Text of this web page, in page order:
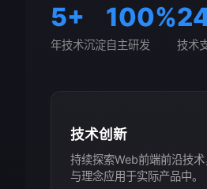
5+
年技术沉淀
100%
自主研发 技术
技术创新
持续探索Web前端前沿技
与理念应用于实际产品中。